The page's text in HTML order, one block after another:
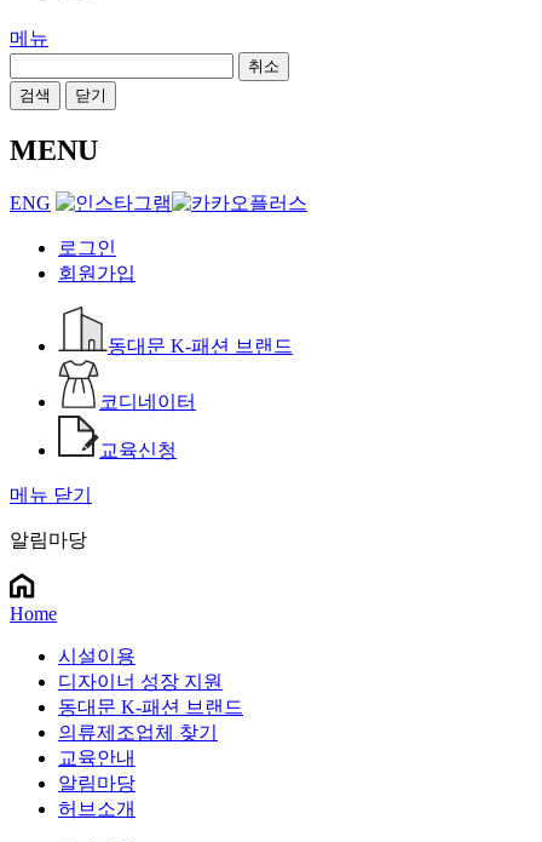
메뉴
취소
검색
닫기
MENU
ENG
로그인
회원가입
동대문 K-패션 브랜드
코디네이터
교육신청
메뉴 닫기
알림마당
Home
시설이용
디자이너 성장 지원
동대문 K-패션 브랜드
의류제조업체 찾기
교육안내
알림마당
허브소개